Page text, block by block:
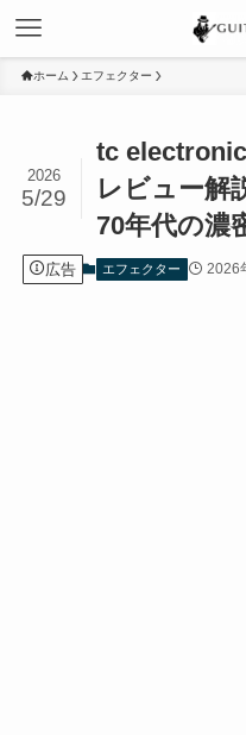
ホーム エフェクター
tc
レビュー解
70年代の濃
2026
5/29
広告 エフェクター 2026